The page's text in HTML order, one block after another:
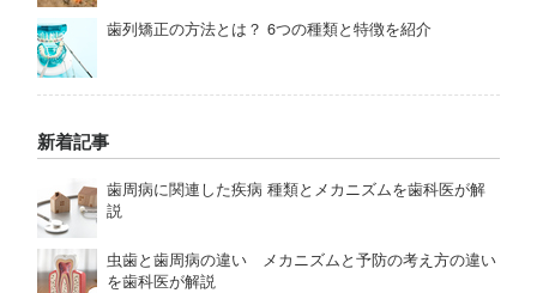
歯列矯正の方法とは？ 6つの種類と特徴を紹介
新着記事
歯周病に関連した疾病 種類とメカニズムを歯科医が解
説
虫歯と歯周病の違い メカニズムと予防の考え方の違い
を歯科医が解説